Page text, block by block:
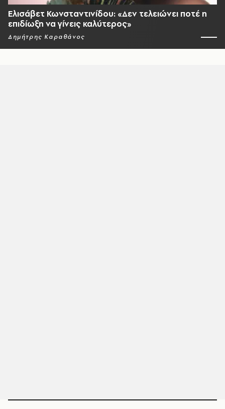
Ελισάβετ Κωνσταντινίδου: «Δεν τελειώνει ποτέ η
επιδίωξη να γίνεις καλύτερος»
Δημήτρης Καραθάνος